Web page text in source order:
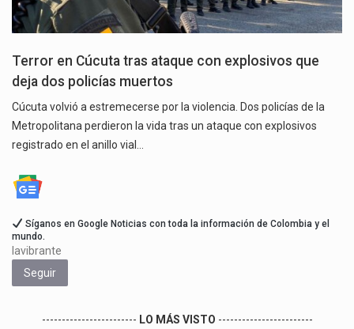
Terror en Cúcuta tras ataque con explosivos que
deja dos policías muertos
Cúcuta volvió a estremecerse por la violencia. Dos policías de la
Metropolitana perdieron la vida tras un ataque con explosivos
registrado en el anillo vial…
Síganos en Google Noticias con toda la información de Colombia y el
mundo.
lavibrante
Seguir
------------------------ LO MÁS VISTO ------------------------